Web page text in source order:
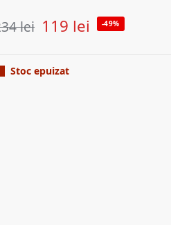
lei 119 lei -49%
Stoc epuizat